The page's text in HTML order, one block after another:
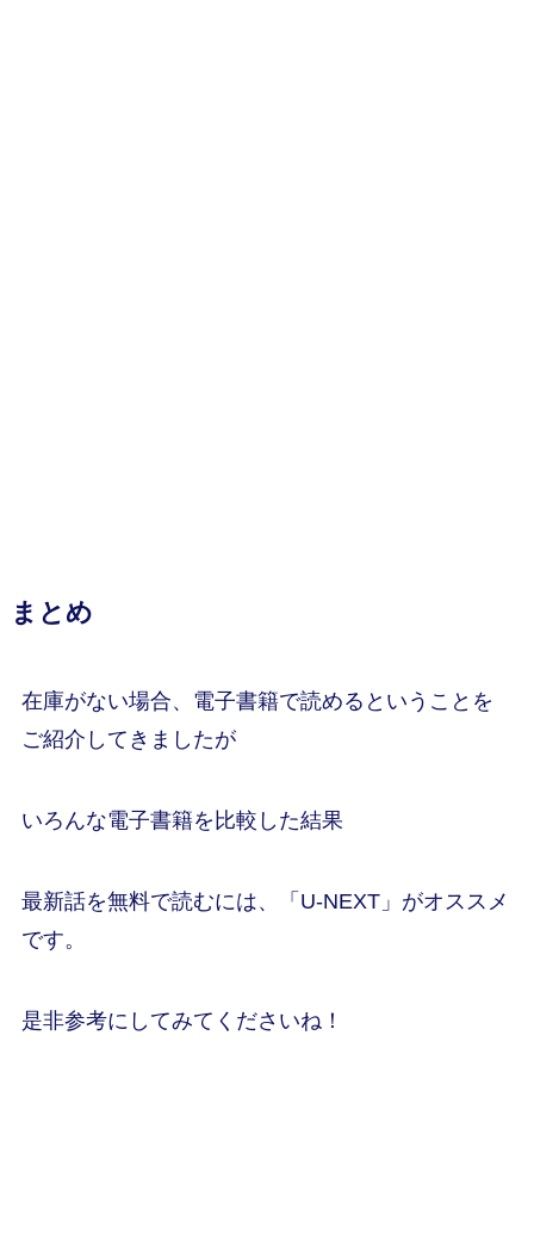
まとめ
在庫がない場合、電子書籍で読めるということを
ご紹介してきましたが
いろんな電子書籍を比較した結果
最新話を無料で読むには、「U-NEXT」がオススメ
です。
是非参考にしてみてくださいね！